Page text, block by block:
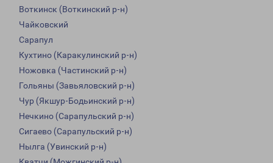
Воткинск (Воткинский р-н)
Чайковский
Сарапул
Кухтино (Каракулинский р-н)
Ножовка (Частинский р-н)
Гольяны (Завьяловский р-н)
Чур (Якшур-Бодьинский р-н)
Нечкино (Сарапульский р-н)
Сигаево (Сарапульский р-н)
Нылга (Увинский р-н)